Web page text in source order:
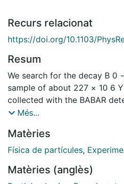
Recurs relacionat
https://doi.org/10.1103/
Resum
We search for the decay B 0
sample of about 227 × 10 6
collected with the BABAR
asymmetric-energy e + e −
6 at 90% C.L. on the
the uncertainty due to
measured in B → ρ ρ decays
Més...
Matèries
Física de partícules,
Matèries (anglès)